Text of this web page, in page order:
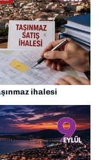
ihalesi